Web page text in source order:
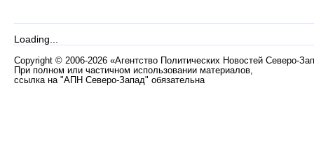
Loading...
Copyright © 2006-2026 «Агентство Политических Новостей Северо-
При полном или частичном использовании материалов,
ссылка на "АПН Северо-Запад" обязательна